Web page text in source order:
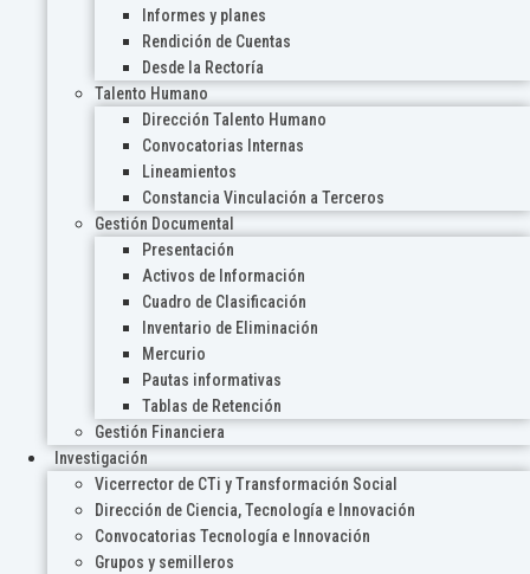
Informes y planes
Rendición de Cuentas
Desde la Rectoría
Talento Humano
Dirección Talento Humano
Convocatorias Internas
Lineamientos
Constancia Vinculación a Terceros
Gestión Documental
Presentación
Activos de Información
Cuadro de Clasificación
Inventario de Eliminación
Mercurio
Pautas informativas
Tablas de Retención
Gestión Financiera
Investigación
Vicerrector de CTi y Transformación Social
Dirección de Ciencia, Tecnología e Innovación
Convocatorias Tecnología e Innovación
Grupos y semilleros